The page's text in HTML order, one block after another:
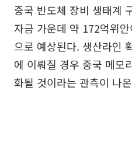
중국 반도체 장비 생태계
자금 가운데 약 172억위
으로 예상된다. 생산라인
에 이뤄질 경우 중국 메모
화될 것이라는 관측이 나